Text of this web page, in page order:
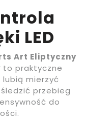
LED
Art Eliptyczny
to praktyczne
mierzyć
przebieg
do